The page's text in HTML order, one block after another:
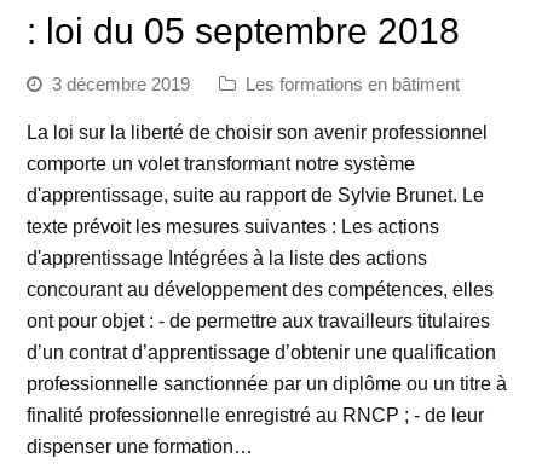
: loi du 05 septembre 2018
3 décembre 2019 Les formations en bâtiment
La loi sur la liberté de choisir son avenir professionnel
comporte un volet transformant notre système
d'apprentissage, suite au rapport de Sylvie Brunet. Le
texte prévoit les mesures suivantes : Les actions
d'apprentissage Intégrées à la liste des actions
concourant au développement des compétences, elles
ont pour objet : - de permettre aux travailleurs titulaires
d’un contrat d’apprentissage d’obtenir une qualification
professionnelle sanctionnée par un diplôme ou un titre à
finalité professionnelle enregistré au RNCP ; - de leur
dispenser une formation…